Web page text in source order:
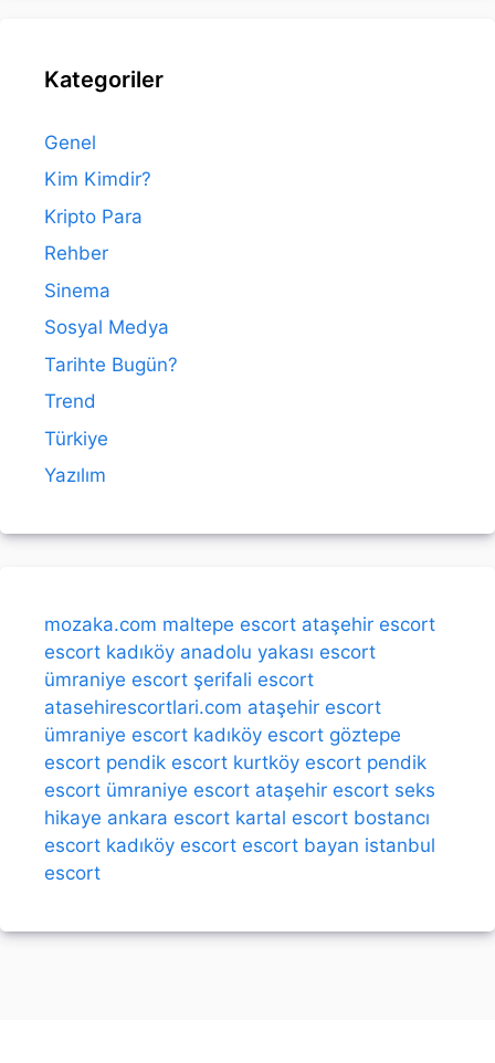
Kategoriler
Genel
Kim Kimdir?
Kripto Para
Rehber
Sinema
Sosyal Medya
Tarihte Bugün?
Trend
Türkiye
Yazılım
mozaka.com maltepe escort ataşehir escort
escort kadıköy anadolu yakası escort
ümraniye escort şerifali escort
atasehirescortlari.com ataşehir escort
ümraniye escort kadıköy escort göztepe
escort pendik escort kurtköy escort pendik
escort ümraniye escort ataşehir escort seks
hikaye ankara escort kartal escort bostancı
escort kadıköy escort escort bayan istanbul
escort